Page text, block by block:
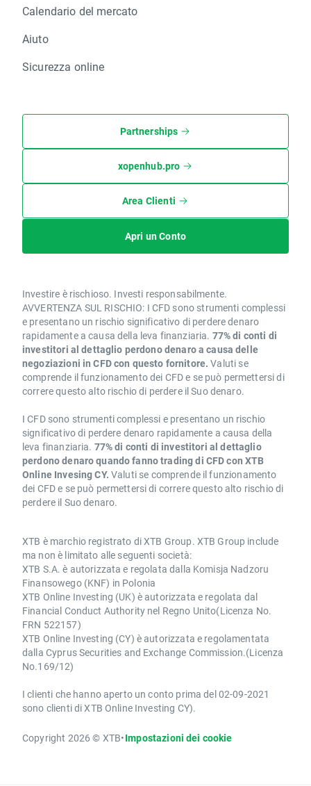
Calendario del mercato
Aiuto
Sicurezza online
Partnerships
xopenhub.pro
Area Clienti
Apri un Conto
Investire è rischioso. Investi responsabilmente.
AVVERTENZA SUL RISCHIO: I CFD sono strumenti complessi
e presentano un rischio significativo di perdere denaro
rapidamente a causa della leva finanziaria. 77% di conti di
investitori al dettaglio perdono denaro a causa delle
negoziazioni in CFD con questo fornitore. Valuti se
comprende il funzionamento dei CFD e se può permettersi di
correre questo alto rischio di perdere il Suo denaro.
I CFD sono strumenti complessi e presentano un rischio
significativo di perdere denaro rapidamente a causa della
leva finanziaria. 77% di conti di investitori al dettaglio
perdono denaro quando fanno trading di CFD con XTB
Online Invesing CY. Valuti se comprende il funzionamento
dei CFD e se può permettersi di correre questo alto rischio di
perdere il Suo denaro.
XTB è marchio registrato di XTB Group. XTB Group include
ma non è limitato alle seguenti società:
XTB S.A. è autorizzata e regolata dalla Komisja Nadzoru
Finansowego (KNF) in Polonia
XTB Online Investing (UK) è autorizzata e regolata dal
Financial Conduct Authority nel Regno Unito(Licenza No.
FRN 522157)
XTB Online Investing (CY) è autorizzata e regolamentata
dalla Cyprus Securities and Exchange Commission.(Licenza
No.169/12)
I clienti che hanno aperto un conto prima del 02-09-2021
sono clienti di XTB Online Investing CY).
Copyright 2026 © XTB•Impostazioni dei cookie